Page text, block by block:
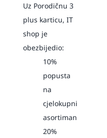
Uz Porodičnu 3
plus karticu, IT
shop je
obezbijedio:
10%
popusta
na
cjelokupni
asortiman
20%